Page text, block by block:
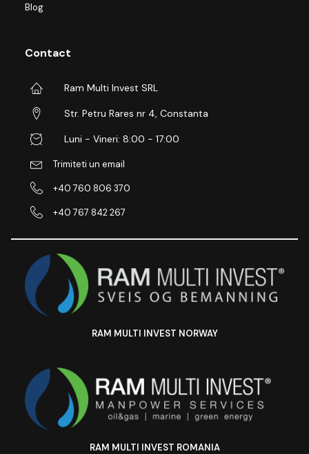
Blog
Contact
Ram Multi Invest SRL
Str. Petru Rares nr 4, Constanta
Luni - Vineri: 8:00 - 17:00
Trimiteti un email
+40 760 806 370
+40 767 842 267
RAM MULTI INVEST NORWAY
RAM MULTI INVEST ROMANIA